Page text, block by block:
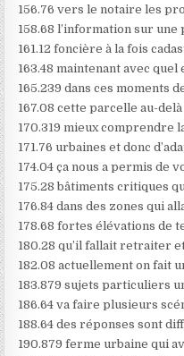
156.76 vers le notaire les
158.68 l’information sur une
161.12 foncière à la fois
163.48 maintenant avec
165.239 dans ces moments
167.08 cette parcelle au-
170.319 mieux comprendre
171.76 urbaines et donc
174.04 ça nous a permis de
175.28 bâtiments critiques
176.84 dans des zones qui
178.68 fortes élévations de
180.28 qu’il fallait retraiter
182.08 actuellement on fait
183.879 sujets particuliers
186.64 va faire plusieurs
188.64 des réponses sont
190.879 ferme urbaine qui